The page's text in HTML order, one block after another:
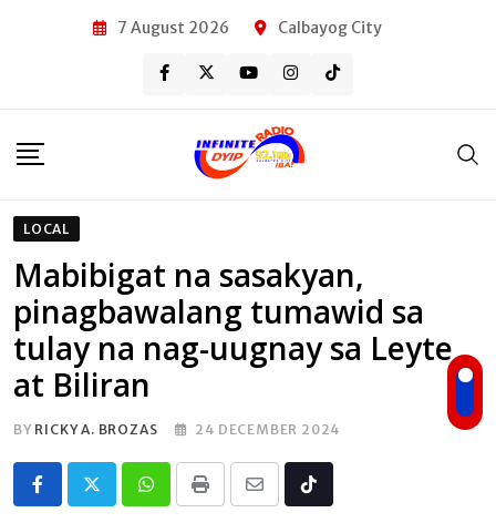
7 August 2026 Calbayog City
LOCAL
Mabibigat na sasakyan,
pinagbawalang tumawid sa
tulay na nag-uugnay sa Leyte
at Biliran
BY RICKY A. BROZAS 24 DECEMBER 2024
Whatsapp
Print
Share Tiktok